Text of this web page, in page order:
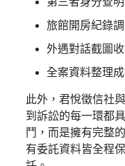
旅館開房紀錄
外遇對話截圖
全案資料整理
此外，君悅徵信社
到訴訟的每一環都
鬥，而是擁有完整
有委託資料皆全程